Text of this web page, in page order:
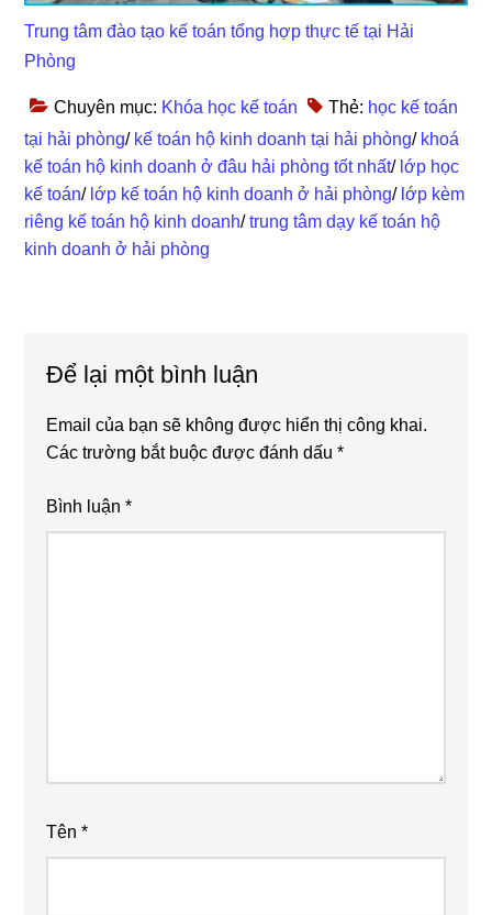
Trung tâm đào tạo kế toán tổng hợp thực tế tại Hải
Phòng
Chuyên mục: Khóa học kế toán Thẻ: học kế toán
tại hải phòng/ kế toán hộ kinh doanh tại hải phòng/ khoá
kế toán hộ kinh doanh ở đâu hải phòng tốt nhất/ lớp học
kế toán/ lớp kế toán hộ kinh doanh ở hải phòng/ lớp kèm
riêng kế toán hộ kinh doanh/trung tâm dạy kế toán hộ
kinh doanh ở hải phòng
Interactions
Để lại một bình luận
Email của bạn sẽ không được hiển thị công khai.
Các trường bắt buộc được đánh dấu*
Bình luận*
Tên*